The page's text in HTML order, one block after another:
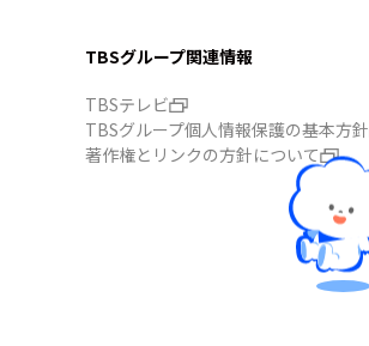
TBSグループ関連情報
TBSテレビ
TBSグループ個人情報保護の基本方針
著作権とリンクの方針について